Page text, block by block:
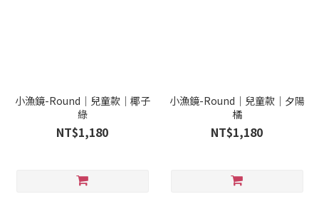
小漁鏡-Round｜兒童款｜椰子
綠
NT$1,180
小漁鏡-Round｜兒童款｜夕陽
橘
NT$1,180